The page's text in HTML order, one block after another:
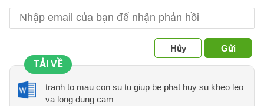
Hủy
Gửi
TẢI VỀ
tranh to mau con su tu giup be phat huy su kheo leo
va long dung cam